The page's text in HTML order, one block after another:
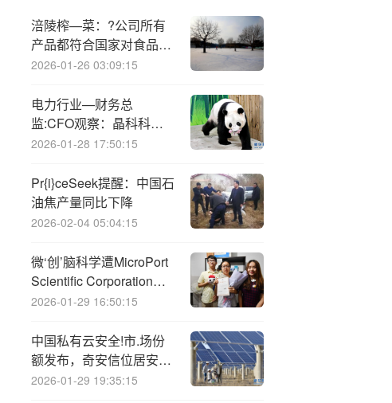
涪陵榨—菜：?公司所有
产品都符合国家对食品安
全的规定
2026-01-26 03:09:15
电力行业—财务总
监:CFO观察：晶科科技
刘晓军薪酬为行业最高
2026-01-28 17:50:15
Pr{i}ceSeek提醒：中国石
油焦产量同比下降
2026-02-04 05:04:15
微‘创’脑科学遭MicroPort
Scientific Corporation减
持5600万股 每股作价
2026-01-29 16:50:15
中国私有云安全!市.场份
额发布，奇安信位居安全
厂商首位
2026-01-29 19:35:15